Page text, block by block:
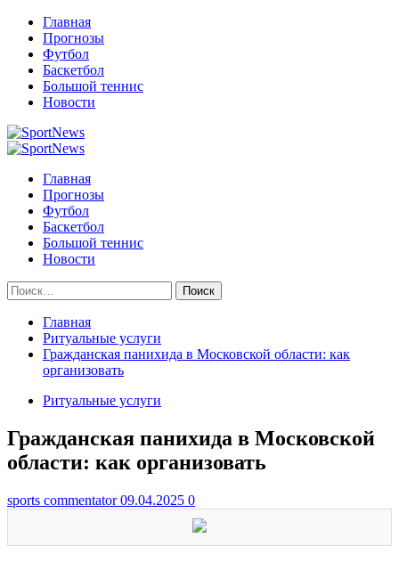
Перейти
содержимому
Главная
Прогнозы
Футбол
Баскетбол
Большой теннис
Новости
Primary
Главная
Прогнозы
Футбол
Баскетбол
Большой теннис
Новости
Найти:
Главная
Ритуальные услуги
Гражданская панихида в Московской области: как
организовать
Ритуальные услуги
Гражданская панихида в Московской
области: как организовать
sports commentator09.04.2025 0